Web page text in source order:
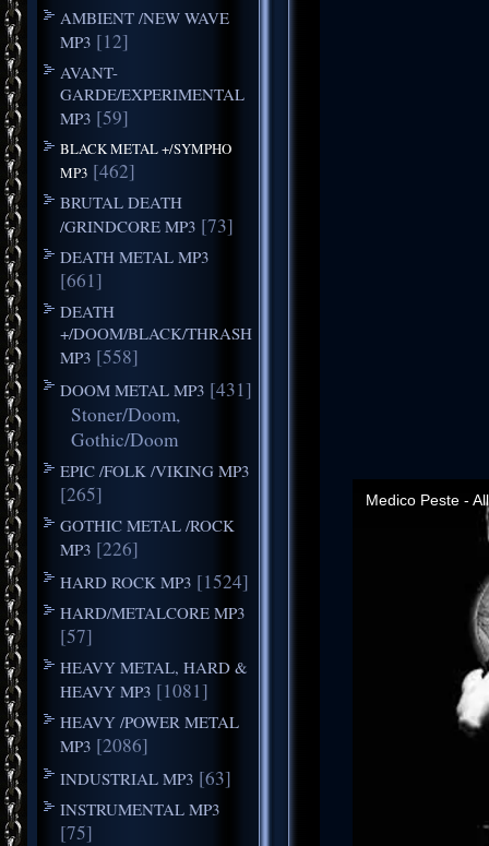
AMBIENT /NEW WAVE
MP3 [12]
AVANT-
GARDE/EXPERIMENTAL
MP3 [59]
BLACK METAL +/SYMPHO
MP3 [462]
BRUTAL DEATH
/GRINDCORE MP3 [73]
DEATH METAL MP3
[661]
DEATH
+/DOOM/BLACK/THRASH
MP3 [558]
DOOM METAL MP3 [431]
Stoner/Doom,
Gothic/Doom
EPIC /FOLK /VIKING MP3
[265]
GOTHIC METAL /ROCK
MP3 [226]
HARD ROCK MP3 [1524]
HARD/METALCORE MP3
[57]
HEAVY METAL, HARD &
HEAVY MP3 [1081]
HEAVY /POWER METAL
MP3 [2086]
INDUSTRIAL MP3 [63]
INSTRUMENTAL MP3
[75]